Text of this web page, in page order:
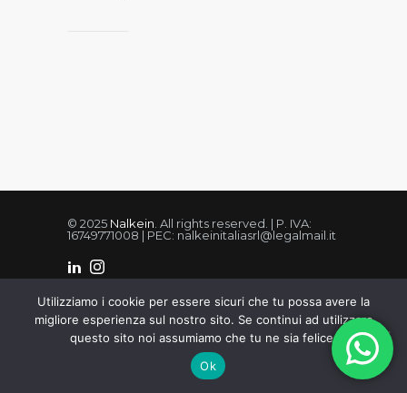
© 2025 Nalkein. All rights reserved. | P. IVA:
16749771008 | PEC: nalkeinitaliasrl@legalmail.it
Privacy Policy
Cookie Policy
Condizioni di vendita
REA:RM1673353
Utilizziamo i cookie per essere sicuri che tu possa avere la
migliore esperienza sul nostro sito. Se continui ad utilizzare
questo sito noi assumiamo che tu ne sia felice.
Ok